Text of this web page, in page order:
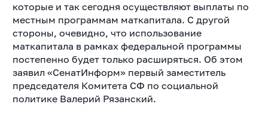
которые и так сегодня осуществляют выплаты по
местным программам маткапитала. С другой
стороны, очевидно, что использование
маткапитала в рамках федеральной программы
постепенно будет только расширяться. Об этом
заявил «СенатИнформ» первый заместитель
председателя Комитета СФ по социальной
политике Валерий Рязанский.